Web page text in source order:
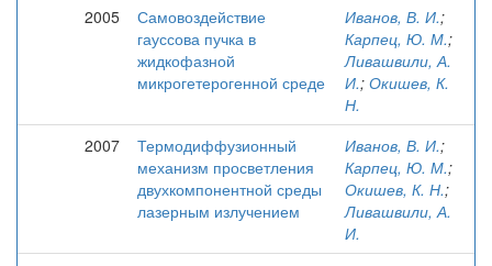
2005
Самовоздействие
гауссова пучка в
жидкофазной
микрогетерогенной среде
Иванов, В. И.;
Карпец, Ю. М.;
Ливашвили, А.
И.; Окишев, К.
Н.
2007
Термодиффузионный
механизм просветления
двухкомпонентной среды
лазерным излучением
Иванов, В. И.;
Карпец, Ю. М.;
Окишев, К. Н.;
Ливашвили, А.
И.